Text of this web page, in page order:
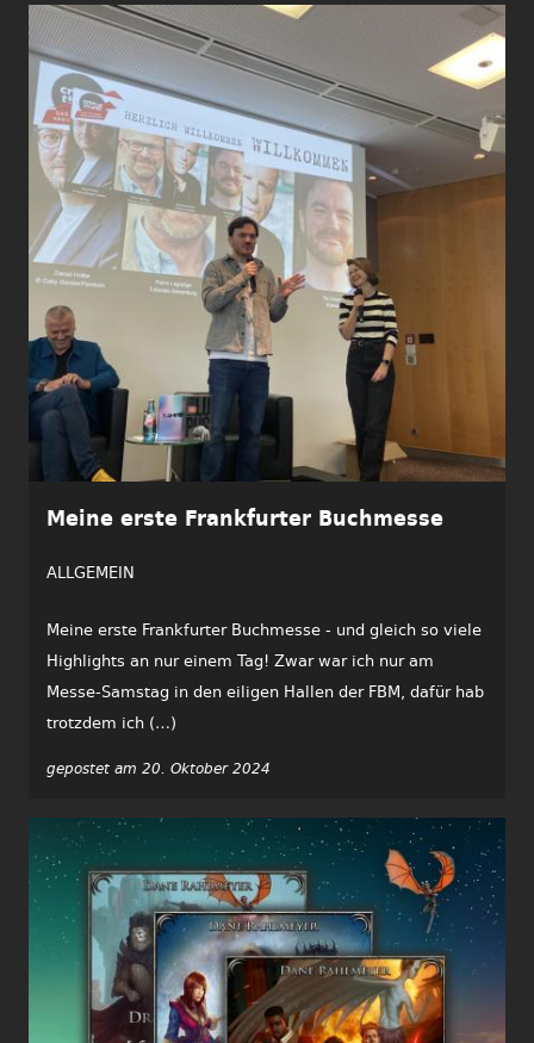
Meine erste Frankfurter Buchmesse
ALLGEMEIN
Meine erste Frankfurter Buchmesse - und gleich so viele
Highlights an nur einem Tag! Zwar war ich nur am
Messe-Samstag in den eiligen Hallen der FBM, dafür hab
trotzdem ich (…)
gepostet am 20. Oktober 2024